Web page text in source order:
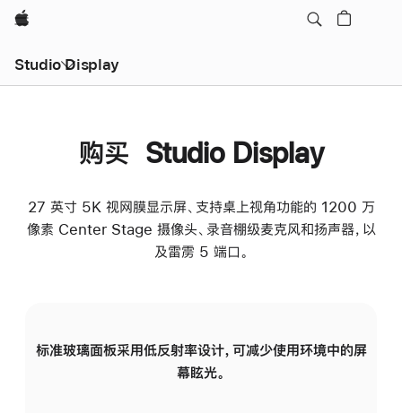
Apple
Studio Display
购买 Studio Display
27 英寸 5K 视网膜显示屏、支持桌上视角功能的 1200 万
像素 Center Stage 摄像头、录音棚级麦克风和扬声器，以
及雷雳 5 端口。
标准玻璃面板采用低反射率设计，可减少使用环境中的屏
幕眩光。